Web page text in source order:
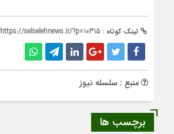
لینک کوتاه : https://selselehnews.ir/?p=10315
منبع : سلسله نیوز
برچسب ها